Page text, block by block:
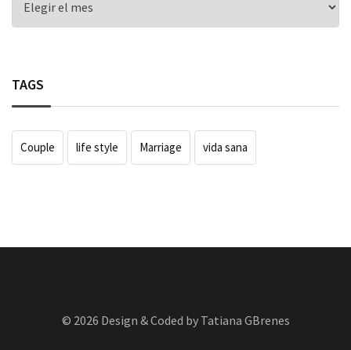
TAGS
Couple life style Marriage vida sana
© 2026 Design & Coded by Tatiana GBrenes